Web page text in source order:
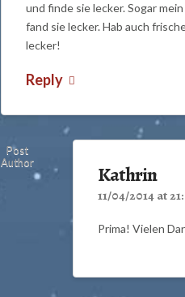
und finde sie lecker. Sogar
fand sie lecker. Hab auch
lecker!
Reply
Post
Author
Kathrin
11/04/2014 at
Prima! Vielen